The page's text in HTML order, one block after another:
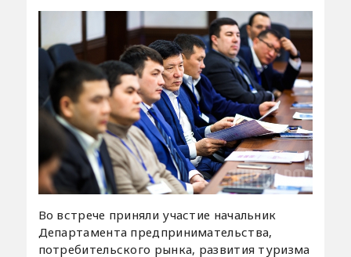
Во встрече приняли участие начальник
Департамента предпринимательства,
потребительского рынка, развития туризма